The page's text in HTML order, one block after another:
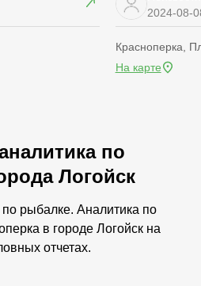
2024-08-
Красноперка,
На карте
по
Логойск
по рыбалке. Аналитика по
в городе Логойск на
отчетах.